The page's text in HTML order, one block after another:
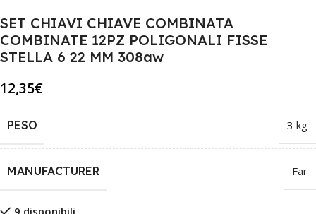
SET CHIAVI CHIAVE COMBINATA
COMBINATE 12PZ POLIGONALI FISSE
STELLA 6 22 MM 308aw
12,35€
PESO 3 kg
MANUFACTURER Far
9 disponibili